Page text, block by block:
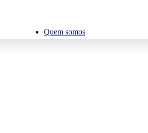
Quem somos